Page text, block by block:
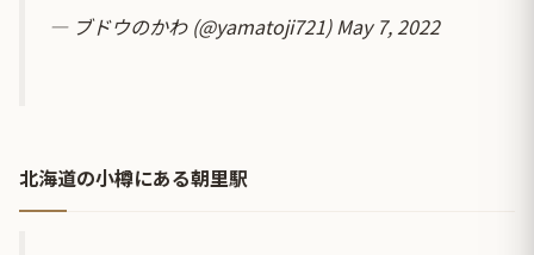
— ブドウのかわ (@yamatoji721)May 7, 2022
北海道の小樽にある朝里駅